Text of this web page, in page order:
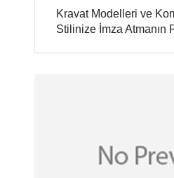
Kravat Modelleri ve
Stilinize İmza Atmanın